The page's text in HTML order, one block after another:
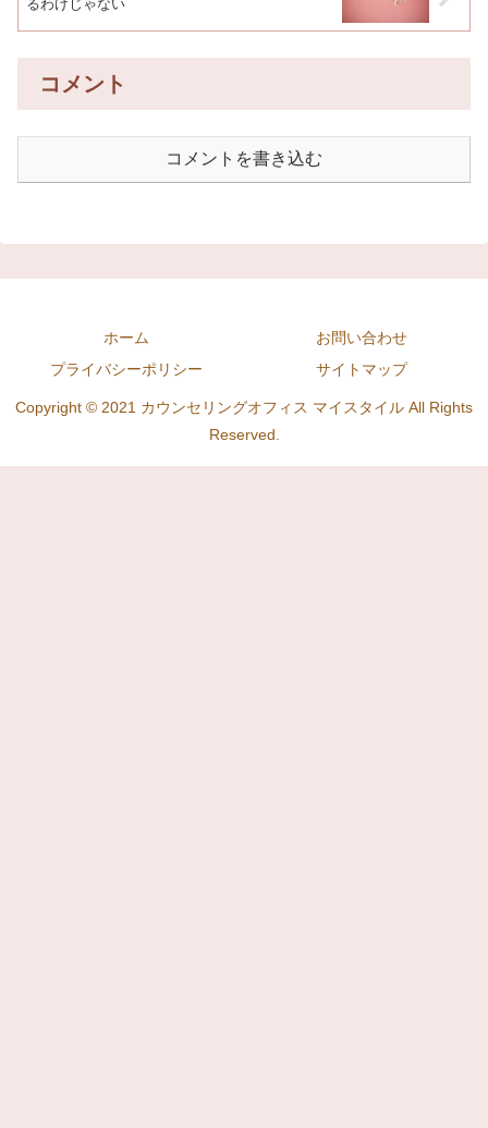
るわけじゃない
コメント
コメントを書き込む
ホーム
お問い合わせ
プライバシーポリシー
サイトマップ
Copyright © 2021 カウンセリングオフィス マイスタイル All Rights
Reserved.